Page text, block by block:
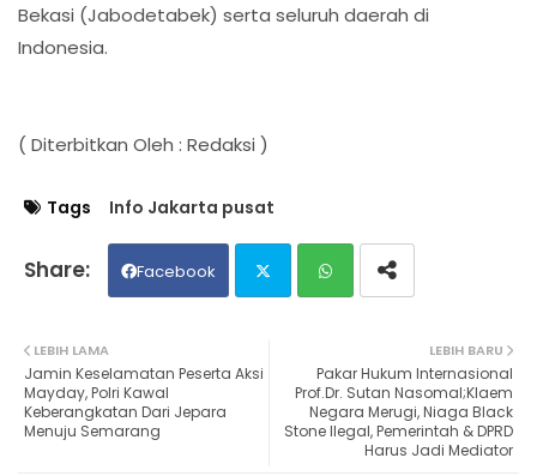
Bekasi (Jabodetabek) serta seluruh daerah di
Indonesia.
( Diterbitkan Oleh : Redaksi )
Tags Info Jakarta pusat
Facebook
ter ats
ap
LEBIH BARU
Pakar Hukum Internasional
Prof.Dr. Sutan Nasomal;Klaem
Negara Merugi, Niaga Black
Stone Ilegal, Pemerintah & DPRD
Harus Jadi Mediator
LEBIH LAMA
Jamin Keselamatan Peserta Aksi
Mayday, Polri Kawal
Keberangkatan Dari Jepara
Menuju Semarang